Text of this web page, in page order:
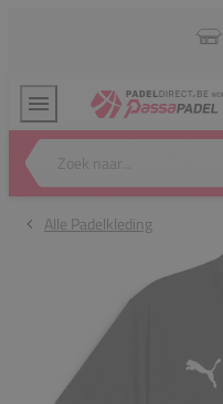
Zoek naar...
Alle Padelkleding